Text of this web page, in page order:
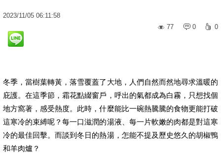
2023/11/05 06:11:58
77
0 0
冬季，當樹葉轉黃，落雪覆蓋了大地，人們自然而然地尋求溫暖的
庇護。在這季節，霜花點綴窗戶，呼出的氣都成為白霧，只想找個
地方窩著，感受熱度。此時，什麼能比一碗熱騰騰的食物更能打破
這寒冷的束縛呢？每一口滋潤的湯液、每一片軟嫩的肉都是對這寒
冷的最佳回擊。而談到冬日的熱湯，怎能不提及歷史悠久的胡椒鴨
和羊肉爐？